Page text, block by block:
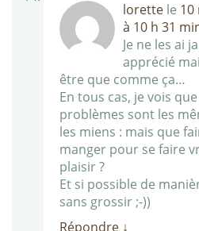
lorette le 10
à 10 h 31
Je ne les ai
apprécié
être que comme ça…
En tous cas, je vois
problèmes sont les
les miens : mais que
manger pour se faire
plaisir ?
Et si possible de
sans grossir ;-))
Répondre ↓